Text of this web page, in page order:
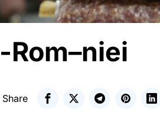
Share